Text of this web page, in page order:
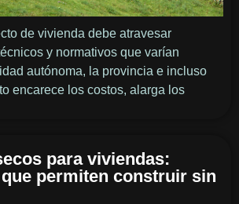
de vivienda debe atravesar
y normativos que varían
autónoma, la provincia e incluso
encarece los costos, alarga los
para viviendas:
permiten construir sin